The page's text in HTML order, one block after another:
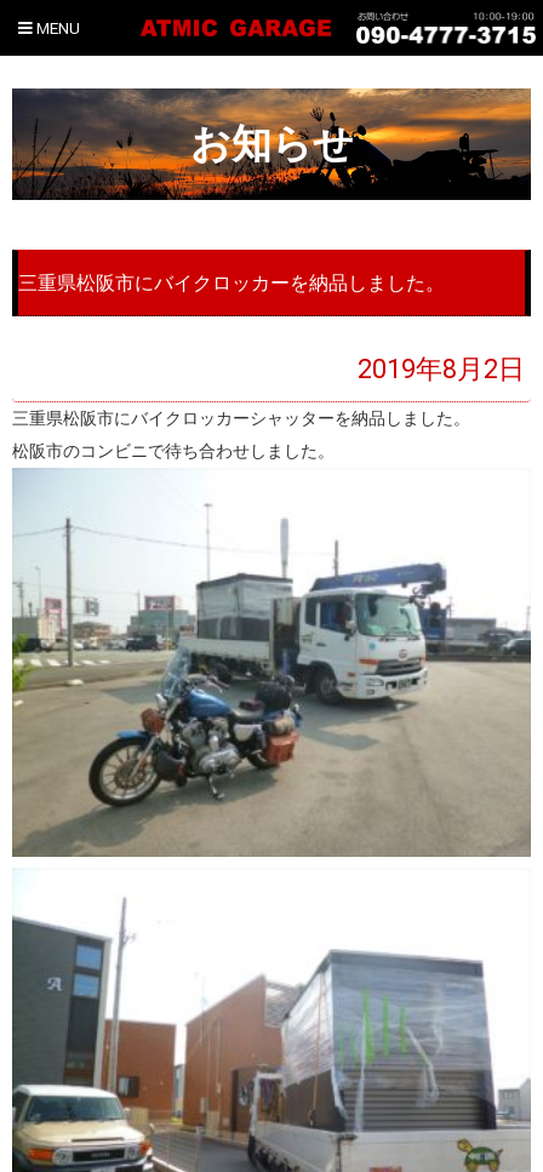
MENU
お知らせ
三重県松阪市にバイクロッカーを納品しました。
2019年8月2日
三重県松阪市にバイクロッカーシャッターを納品しました。
松阪市のコンビニで待ち合わせしました。